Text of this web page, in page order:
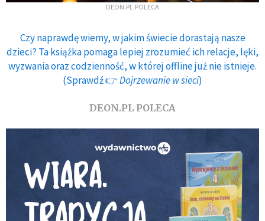
DEON.PL POLECA
Czy naprawdę wiemy, w jakim świecie dorastają nasze
dzieci? Ta książka pomaga lepiej zrozumieć ich relacje, lęki,
wyzwania oraz codzienność, w której offline już nie istnieje.
(Sprawdź 👉Dojrzewanie w sieci)
DEON.PL POLECA